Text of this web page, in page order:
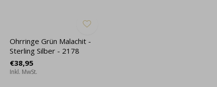
Ohrringe Grün Malachit -
Sterling Silber - 2178
€38,95
Inkl. MwSt.